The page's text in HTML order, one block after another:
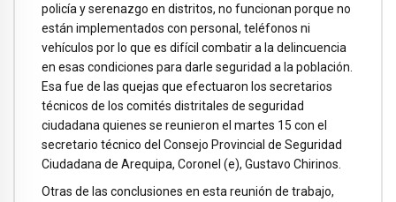
policía y serenazgo en distritos, no funcionan porque no
están implementados con personal, teléfonos ni
vehículos por lo que es difícil combatir a la delincuencia
en esas condiciones para darle seguridad a la población.
Esa fue de las quejas que efectuaron los secretarios
técnicos de los comités distritales de seguridad
ciudadana quienes se reunieron el martes 15 con el
secretario técnico del Consejo Provincial de Seguridad
Ciudadana de Arequipa, Coronel (e), Gustavo Chirinos.
Otras de las conclusiones en esta reunión de trabajo,